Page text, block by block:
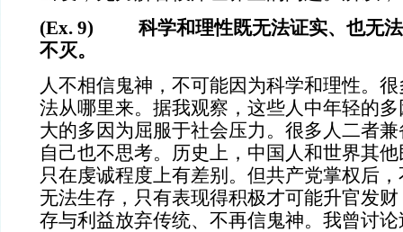
(Ex. 9) 科学和理性既无法证实、也无法
不灭。
人不相信鬼神，不可能因为科学和理性。
法从哪里来。据我观察，这些人中年轻的
大的多因为屈服于社会压力。很多人二者
自己也不思考。历史上，中国人和世界其
只在虔诚程度上有差别。但共产党掌权后
无法生存，只有表现得积极才可能升官发
存与利益放弃传统、不再信鬼神。我曾讨